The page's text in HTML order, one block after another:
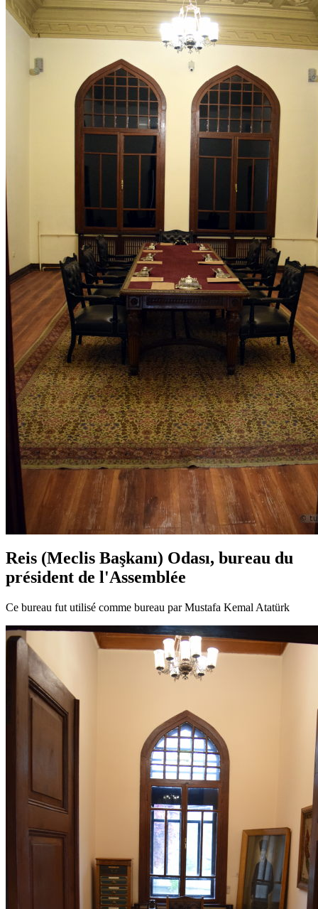
Reis (Meclis Başkanı) Odası, bureau du
président de l'Assemblée
Ce bureau fut utilisé comme bureau par Mustafa Kemal Atatürk